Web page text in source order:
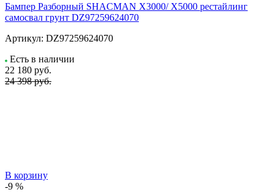
Бампер Разборный SHACMAN X3000/ X5000 рестайлинг
самосвал грунт DZ97259624070
Артикул: DZ97259624070
Есть в наличии
22 180 руб.
24 398 руб.
В корзину
-9 %